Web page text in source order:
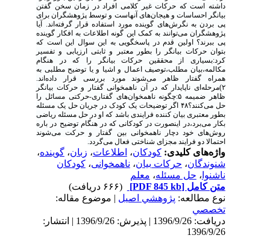
داشته است که حرکات غیر کلامی افراد در زمان سخن گفتن
بیانگر احساسات و هیجان‌های آنهاست و توسط پژوهشگران برای
پی بردن به نگرش‌های گوینده مورد استفاده قرار گرفته‌اند. آیا
پژوهشگران می‌توانند به کمک‌ این گونه اطلاعات به افکار گوینده
پی ببرند؟ اولین قدم در پاسخگویی به این سوال این است که
بتوان حرکات‌ بیانگر را بطور معتبر و ثابتی ارزیابی و تفسیر
کرد:بسیاری از محققین‌ حرکات بیانگر را که در هنگام
مکالمه،بیان مطلب،توصیف اعمال و اشیا و یا توضیح مطلبی به
همراه گفتار ظاهر می‌شوند مورد بررسی قرار داده‌اند.
۲)مرحله‌ای ناپایدار که در آن ناهمخوانی گفتار و حرکات بیانگر
ظاهر ضمیمه ۵:چگونه ناهمخوان‌های گفتاری-حرکتی مسائل را
حل می‌کنند؟۴۸ اگر توضیحات یک کودک در جریان حل یک مسئله
بطور معتبری‌ بیان کننده فرایندی باشد که او در حل مسئله ریاضی
بکار می‌برد،در اینصورت در کودکانی که در هنگام توضیح در باره
روش‌های خود دچار ناهمخوانی بین گفتار و حرکت می‌شوند
احتمالا دو فرایند مجزای‌ شناختی فعال می‌گردد.
واژه‌های کلیدی:کودکان،اطلاعات،زبان،گوینده،
شنوندگان،حرکات بیان،ناهمخوانی،کودکان
ناشنوا، حل مسئله،معلم
متن کامل[PDF 845 kb]
نوع مطالعه:پژوهشي اصیل| موضوع مقاله:
تخصصي
دریافت: 1396/9/26 | پذیرش: 1396/9/26 | انتشار:
1396/9/26